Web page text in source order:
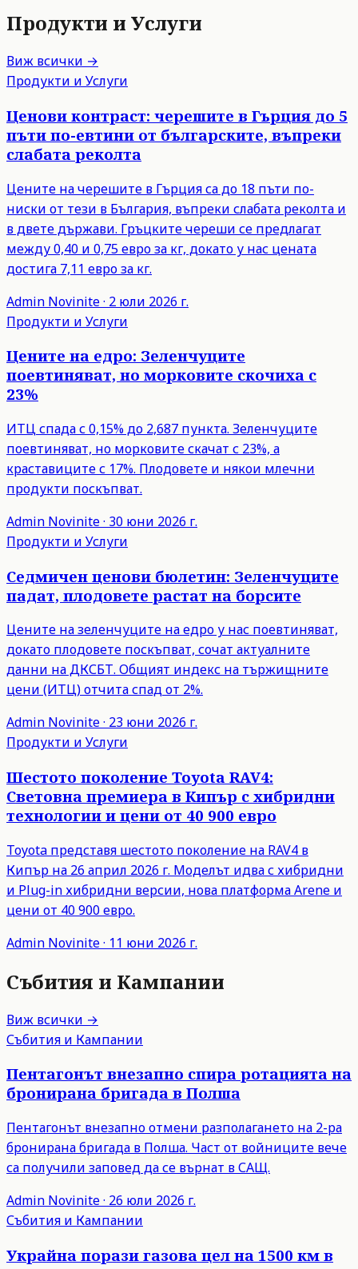
Продукти и Услуги
Виж всички →
Продукти и Услуги
Ценови контраст: черешите в Гърция до 5
пъти по-евтини от българските, въпреки
слабата реколта
Цените на черешите в Гърция са до 18 пъти по-
ниски от тези в България, въпреки слабата реколта и
в двете държави. Гръцките череши се предлагат
между 0,40 и 0,75 евро за кг, докато у нас цената
достига 7,11 евро за кг.
Admin Novinite· 2 юли 2026 г.
Продукти и Услуги
Цените на едро: Зеленчуците
поевтиняват, но морковите скочиха с
23%
ИТЦ спада с 0,15% до 2,687 пункта. Зеленчуците
поевтиняват, но морковите скачат с 23%, а
краставиците с 17%. Плодовете и някои млечни
продукти поскъпват.
Admin Novinite· 30 юни 2026 г.
Продукти и Услуги
Седмичен ценови бюлетин: Зеленчуците
падат, плодовете растат на борсите
Цените на зеленчуците на едро у нас поевтиняват,
докато плодовете поскъпват, сочат актуалните
данни на ДКСБТ. Общият индекс на тържищните
цени (ИТЦ) отчита спад от 2%.
Admin Novinite· 23 юни 2026 г.
Продукти и Услуги
Шестото поколение Toyota RAV4:
Световна премиера в Кипър с хибридни
технологии и цени от 40 900 евро
Toyota представя шестото поколение на RAV4 в
Кипър на 26 април 2026 г. Моделът идва с хибридни
и Plug-in хибридни версии, нова платформа Arene и
цени от 40 900 евро.
Admin Novinite· 11 юни 2026 г.
Събития и Кампании
Виж всички →
Събития и Кампании
Пентагонът внезапно спира ротацията на
бронирана бригада в Полша
Пентагонът внезапно отмени разполагането на 2-ра
бронирана бригада в Полша. Част от войниците вече
са получили заповед да се върнат в САЩ.
Admin Novinite· 26 юли 2026 г.
Събития и Кампании
Украйна порази газова цел на 1500 км в